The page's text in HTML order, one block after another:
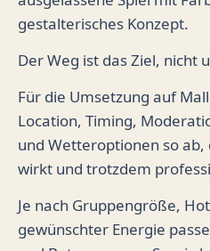
gestalterisches Konzept.
Der Weg ist das Ziel, nicht
Für die Umsetzung auf
Location, Timing,
und Wetteroptionen so ab,
wirkt und trotzdem
Je nach Gruppengröße,
gewünschter Energie